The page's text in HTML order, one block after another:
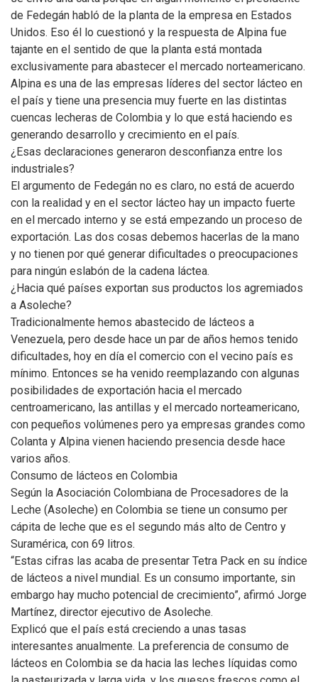
de Fedegán habló de la planta de la empresa en Estados
Unidos. Eso él lo cuestionó y la respuesta de Alpina fue
tajante en el sentido de que la planta está montada
exclusivamente para abastecer el mercado norteamericano.
Alpina es una de las empresas líderes del sector lácteo en
el país y tiene una presencia muy fuerte en las distintas
cuencas lecheras de Colombia y lo que está haciendo es
generando desarrollo y crecimiento en el país.
¿Esas declaraciones generaron desconfianza entre los
industriales?
El argumento de Fedegán no es claro, no está de acuerdo
con la realidad y en el sector lácteo hay un impacto fuerte
en el mercado interno y se está empezando un proceso de
exportación. Las dos cosas debemos hacerlas de la mano
y no tienen por qué generar dificultades o preocupaciones
para ningún eslabón de la cadena láctea.
¿Hacia qué países exportan sus productos los agremiados
a Asoleche?
Tradicionalmente hemos abastecido de lácteos a
Venezuela, pero desde hace un par de años hemos tenido
dificultades, hoy en día el comercio con el vecino país es
mínimo. Entonces se ha venido reemplazando con algunas
posibilidades de exportación hacia el mercado
centroamericano, las antillas y el mercado norteamericano,
con pequeños volúmenes pero ya empresas grandes como
Colanta y Alpina vienen haciendo presencia desde hace
varios años.
Consumo de lácteos en Colombia
Según la Asociación Colombiana de Procesadores de la
Leche (Asoleche) en Colombia se tiene un consumo per
cápita de leche que es el segundo más alto de Centro y
Suramérica, con 69 litros.
“Estas cifras las acaba de presentar Tetra Pack en su índice
de lácteos a nivel mundial. Es un consumo importante, sin
embargo hay mucho potencial de crecimiento”, afirmó Jorge
Martínez, director ejecutivo de Asoleche.
Explicó que el país está creciendo a unas tasas
interesantes anualmente. La preferencia de consumo de
lácteos en Colombia se da hacia las leches líquidas como